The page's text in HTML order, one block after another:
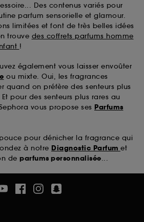
Des contenus variés pour
parfum sensorielle et glamour.
limitées et font de très belles idées
trouve des coffrets parfums homme
!
également vous laisser envoûter
ou mixte. Oui, les fragrances
quand on préfère des senteurs plus
pour des senteurs plus rares au
vous propose ses Parfums
pour dénicher la fragrance qui
à notre Diagnostic Parfum et
de parfums personnalisée...